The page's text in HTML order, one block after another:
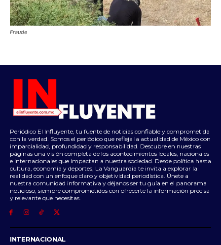
Fraude
Periódico El Influyente, tu fuente de noticias confiable y comprometida
con la verdad. Somos el periódico que refleja la actualidad de México con
imparcialidad, profundidad y responsabilidad. Descubre en nuestras
páginas una visión completa de los acontecimientos locales, nacionales
e internacionales que impactan a nuestra sociedad. Desde política hasta
cultura, economía y deportes, La Vanguardia te invita a explorar la
realidad con un enfoque claro y objetividad periodística. Únete a
nuestra comunidad informativa y déjanos ser tu guía en el panorama
noticioso, siempre comprometidos con ofrecerte la información precisa
y relevante que necesitas.
INTERNACIONAL